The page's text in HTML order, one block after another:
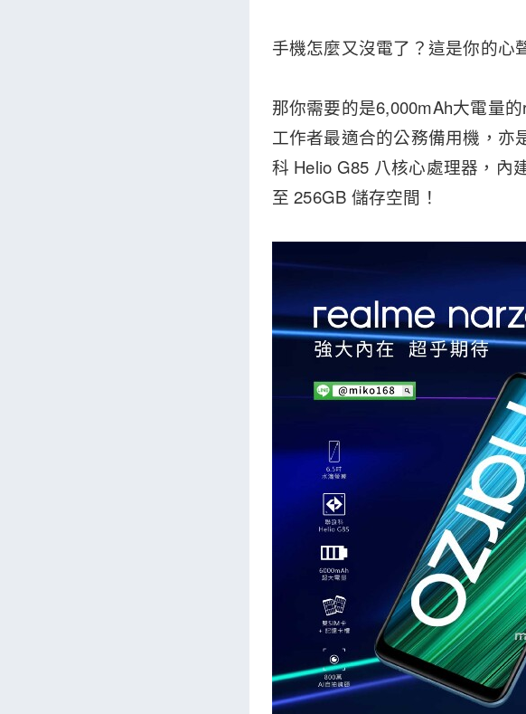
手機怎麼又沒電了？這是你的心
那你需要的是6,000mAh大電量
工作者最適合的公務備用機，亦
科 Helio G85 八核心處理器，內
至 256GB 儲存空間！